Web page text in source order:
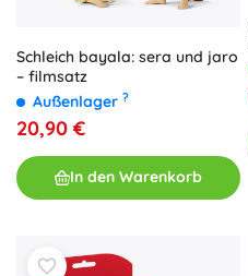
Schleich bayala: sera und jaro
– filmsatz
Außenlager ?
20,90 €
In den Warenkorb